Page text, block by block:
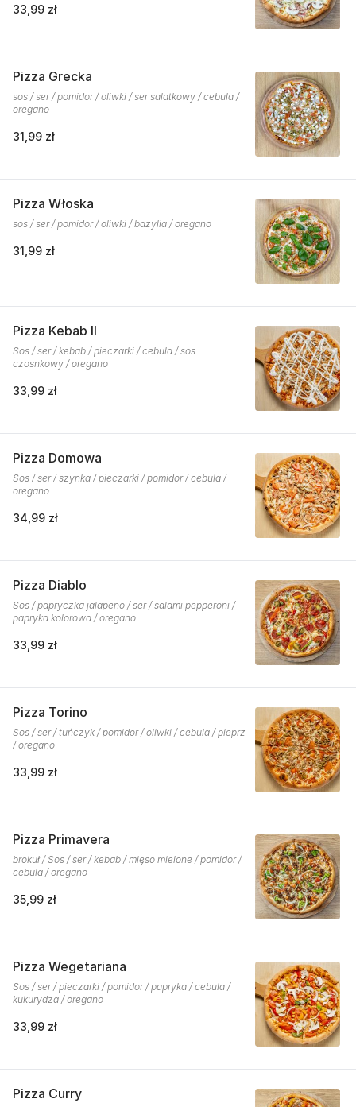
33,99 zł
Pizza Grecka
sos / ser / pomidor / oliwki / ser salatkowy / cebula /
oregano
31,99 zł
Pizza Włoska
sos / ser / pomidor / oliwki / bazylia / oregano
31,99 zł
Pizza Kebab II
Sos / ser / kebab / pieczarki / cebula / sos
czosnkowy / oregano
33,99 zł
Pizza Domowa
Sos / ser / szynka / pieczarki / pomidor / cebula /
oregano
34,99 zł
Pizza Diablo
Sos / papryczka jalapeno / ser / salami pepperoni /
papryka kolorowa / oregano
33,99 zł
Pizza Torino
Sos / ser / tuńczyk / pomidor / oliwki / cebula / pieprz
/ oregano
33,99 zł
Pizza Primavera
brokuł / Sos / ser / kebab / mięso mielone / pomidor /
cebula / oregano
35,99 zł
Pizza Wegetariana
Sos / ser / pieczarki / pomidor / papryka / cebula /
kukurydza / oregano
33,99 zł
Pizza Curry